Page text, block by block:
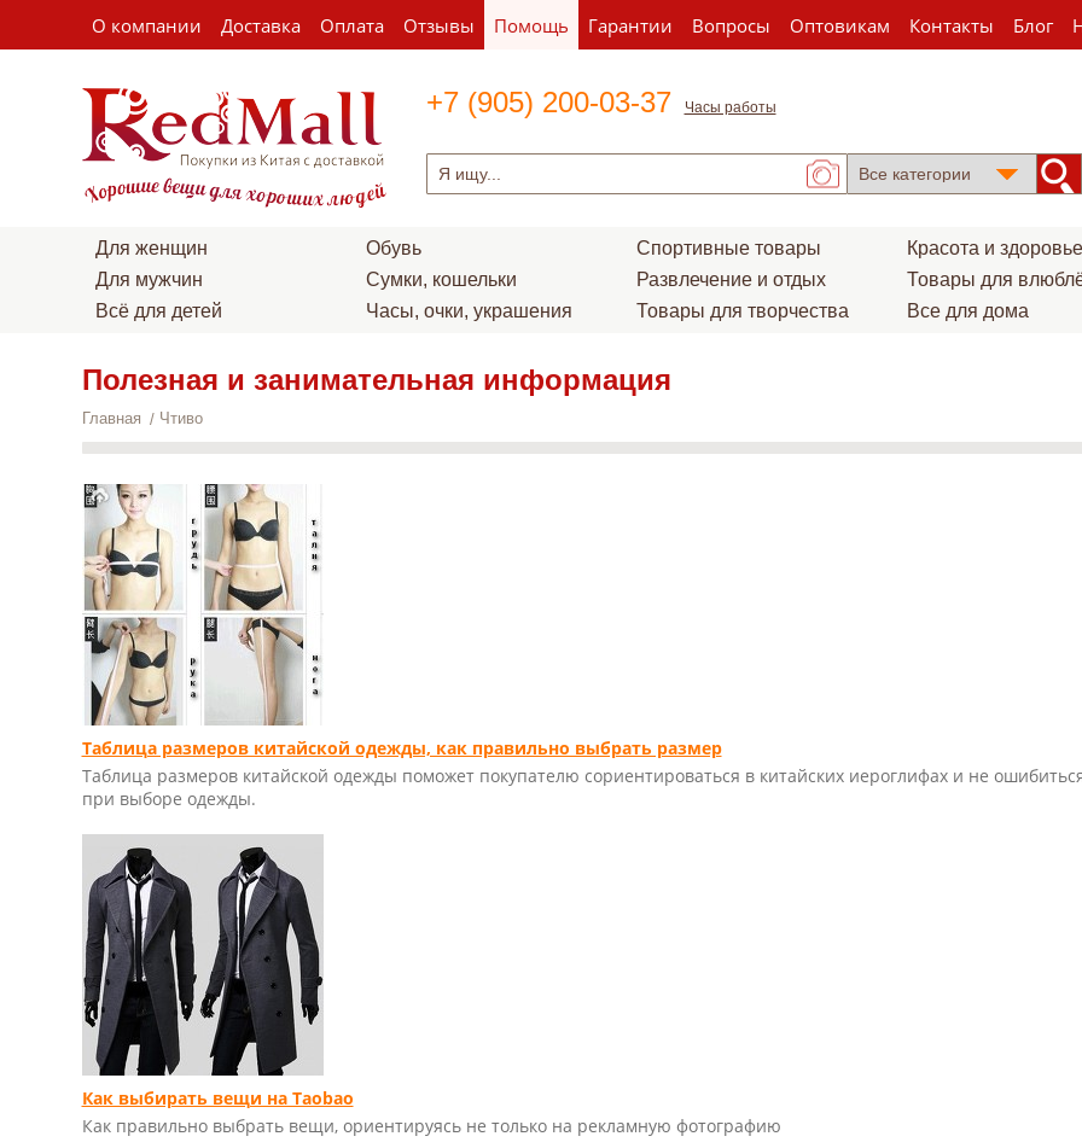
О компании Доставка Оплата Отзывы Помощь Гарантии Вопросы Оптовикам Контакты Блог
+7 (905) 200-03-37 Часы работы
Для женщин
Для мужчин
Всё для детей
Обувь
Сумки, кошельки
Часы, очки, украшения
Спортивные товары
Развлечение и отдых
Товары для творчества
Красота и здоровье
Товары для
Все для дома
Полезная и занимательная информация
Главная Чтиво
Таблица размеров китайской одежды, как правильно выбрать размер
Таблица размеров китайской одежды поможет покупателю сориентироваться в китайских иероглифах и не
при выборе одежды.
Как выбирать вещи на Taobao
Как правильно выбрать вещи, ориентируясь не только на рекламную фотографию